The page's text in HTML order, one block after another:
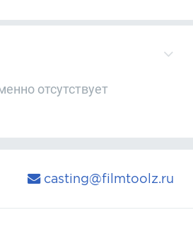
отсутствует
casting@filmtoolz.ru